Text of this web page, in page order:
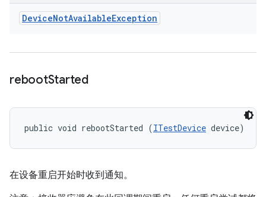
DeviceNotAvailableException
rebootStarted
public void rebootStarted (ITestDevice device)
在设备重启开始时收到通知。